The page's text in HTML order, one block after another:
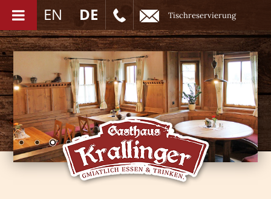
EN DE Tischreservierung